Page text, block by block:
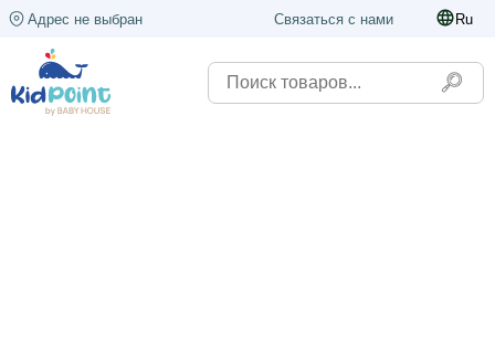
Адрес не выбран Связаться с нами Ru